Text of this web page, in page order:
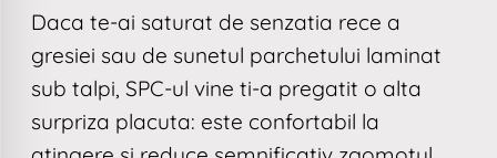
Daca te-ai saturat de senzatia rece a
gresiei sau de sunetul parchetului laminat
sub talpi, SPC-ul vine ti-a pregatit o alta
surpriza placuta: este confortabil la